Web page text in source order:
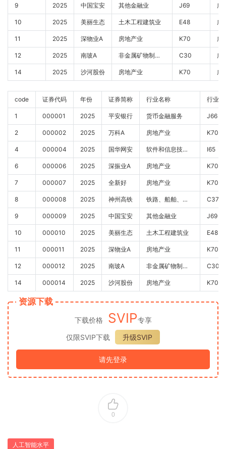
9 2025 中国宝安 其他金融业 J69
10 2025 美丽生态 土木工程建筑业 E48
11 2025 深物业A 房地产业 K70
12 2025 南玻A 非金属矿物制品业 C30
14 2025 沙河股份 房地产业 K70
code 证券代码 年份 证券简称 行业名称 行业
1 000001 2025 平安银行 货币金融服务 J66
2 000002 2025 万科A 房地产业 K70
4 000004 2025 国华网安 软件和信息技术服务业 I65
6 000006 2025 深振业A 房地产业 K70
7 000007 2025 全新好 房地产业 K70
8 000008 2025 神州高铁 铁路、船舶、航空航天和其他运输设备制造业 C37
9 000009 2025 中国宝安 其他金融业 J69
10 000010 2025 美丽生态 土木工程建筑业 E48
11 000011 2025 深物业A 房地产业 K70
12 000012 2025 南玻A 非金属矿物制品业 C30
14 000014 2025 沙河股份 房地产业 K70
资源下载
下载价格 SVIP专享
仅限SVIP下载
升级SVIP
请先登录
0
人工智能水平